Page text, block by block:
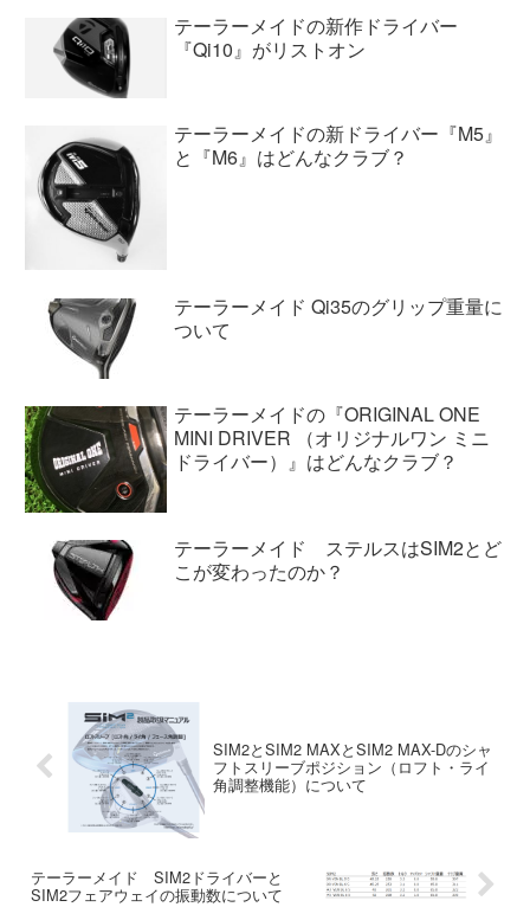
テーラーメイドの新作ドライバー
『Qi10』がリストオン
テーラーメイドの新ドライバー『M5』
と『M6』はどんなクラブ？
テーラーメイド Qi35のグリップ重量に
ついて
テーラーメイドの『ORIGINAL ONE
MINI DRIVER （オリジナルワン ミニ
ドライバー）』はどんなクラブ？
テーラーメイド ステルスはSIM2とど
こが変わったのか？
SIM2とSIM2 MAXとSIM2 MAX-Dのシャ
フトスリーブポジション（ロフト・ライ
角調整機能）について
テーラーメイド SIM2ドライバーと
SIM2フェアウェイの振動数について